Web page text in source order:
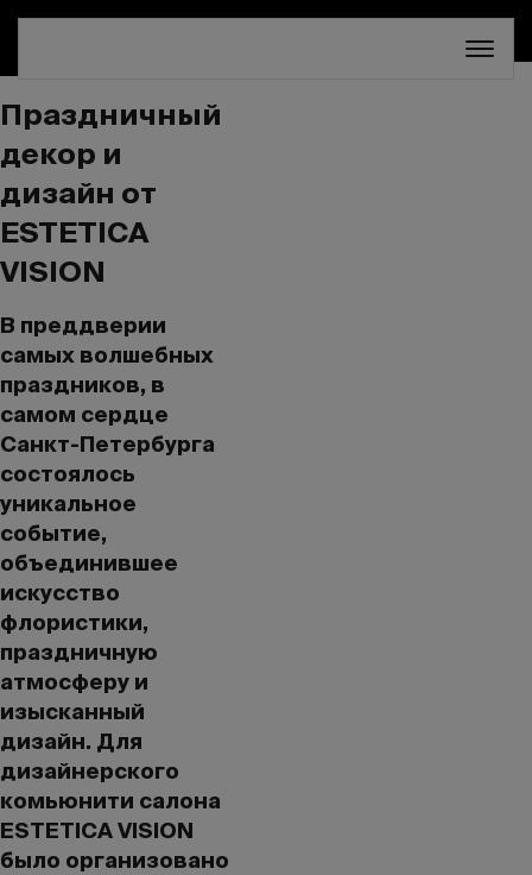
Праздничный
декор и
дизайн от
ESTETICA
VISION
В преддверии
самых волшебных
праздников, в
самом сердце
Санкт-Петербурга
состоялось
уникальное
событие,
объединившее
искусство
флористики,
праздничную
атмосферу и
изысканный
дизайн. Для
дизайнерского
комьюнити салона
ESTETICA VISION
было организовано